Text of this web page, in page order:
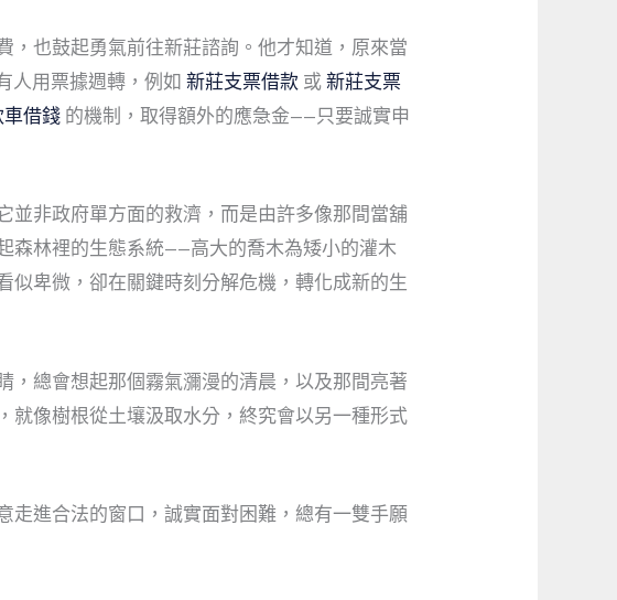
，也鼓起勇氣前往新莊諮詢。他才知道，原來當
人用票據週轉，例如新莊支票借款 或新莊支票
借錢 的機制，取得額外的應急金——只要誠實申
並非政府單方面的救濟，而是由許多像那間當舖
森林裡的生態系統——高大的喬木為矮小的灌木
似卑微，卻在關鍵時刻分解危機，轉化成新的生
，總會想起那個霧氣瀰漫的清晨，以及那間亮著
就像樹根從土壤汲取水分，終究會以另一種形式
走進合法的窗口，誠實面對困難，總有一雙手願